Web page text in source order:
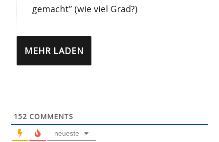
gemacht” (wie viel Grad?)
MEHR LADEN
152 COMMENTS
neueste